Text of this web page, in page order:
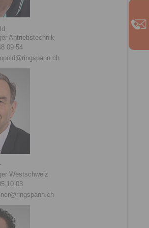
Antriebstechnik
09 54
Westschweiz
10 03